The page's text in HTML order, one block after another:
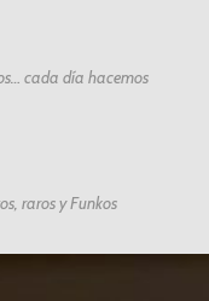
cada día hacemos
raros y Funkos